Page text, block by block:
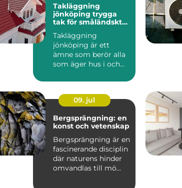
Takläggning
jönköping trygga
tak för småländskt
Takläggning
jönköping är ett
ämne som berör alla
som äger hus i och
villor i...
09. jul
Bergsprängning: en
konst och vetenskap
Bergsprängning är en
fascinerande disciplin
där naturens hinder
omvandlas till mö...